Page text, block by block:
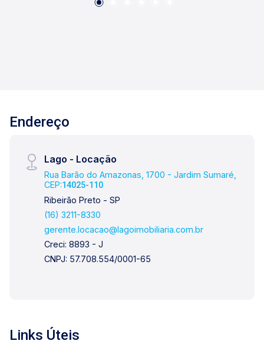
Somos uma imobiliária que equilibra a
Endereço
Lago - Locação
Rua Barão do Amazonas, 1700 - Jardim Sumaré,
CEP:14025-110
Ribeirão Preto - SP
(16) 3211-8330
gerente.locacao@lagoimobiliaria.com.br
Creci: 8893 - J
CNPJ: 57.708.554/0001-65
Links Úteis